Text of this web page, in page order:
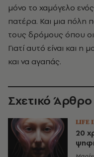
μόνο το χαμόγελο
πατέρα. Και μια πόλη
τους δρόμους όπου
Γιατί αυτό είναι και
και να αγαπάς.
Σχετικό Άρθρο
LIFE
20